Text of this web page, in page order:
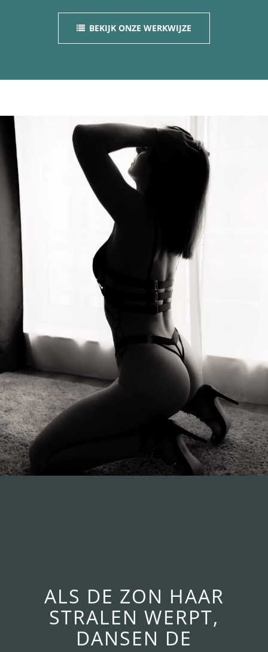
BEKIJK ONZE WERKWIJZE
ALS DE ZON HAAR
STRALEN WERPT,
DANSEN DE